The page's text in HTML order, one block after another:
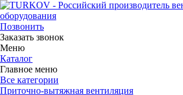
Позвонить
Заказать звонок
Меню
Каталог
Главное меню
Все категории
Приточно-вытяжная вентиляция